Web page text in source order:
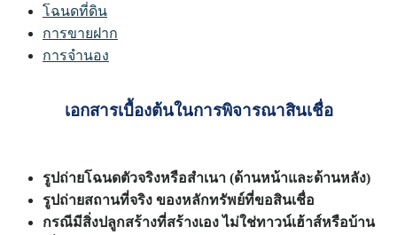
โฉนดที่ดิน
การขายฝาก
การจำนอง
เอกสารเบื้องต้นในการพิจารณาสินเชื่อ
รูปถ่ายโฉนดตัวจริงหรือสำเนา (ด้านหน้าและด้านหลัง)
รูปถ่ายสถานที่จริง ของหลักทรัพย์ที่ขอสินเชื่อ
กรณีมีสิ่งปลูกสร้างที่สร้างเอง ไม่ใช่ทาวน์เฮ้าส์หรือบ้าน